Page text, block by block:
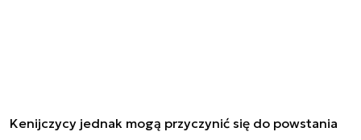
Kenijczycy jednak mogą przyczynić się do powstania